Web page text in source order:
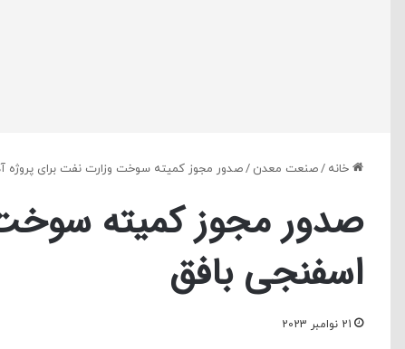
خانه /صنعت معدن /صدور مجوز کمیته سوخت وزارت نفت برای پروژه
صدور مجوز کمیته
اسفنجی بافق
21 نوامبر 2023